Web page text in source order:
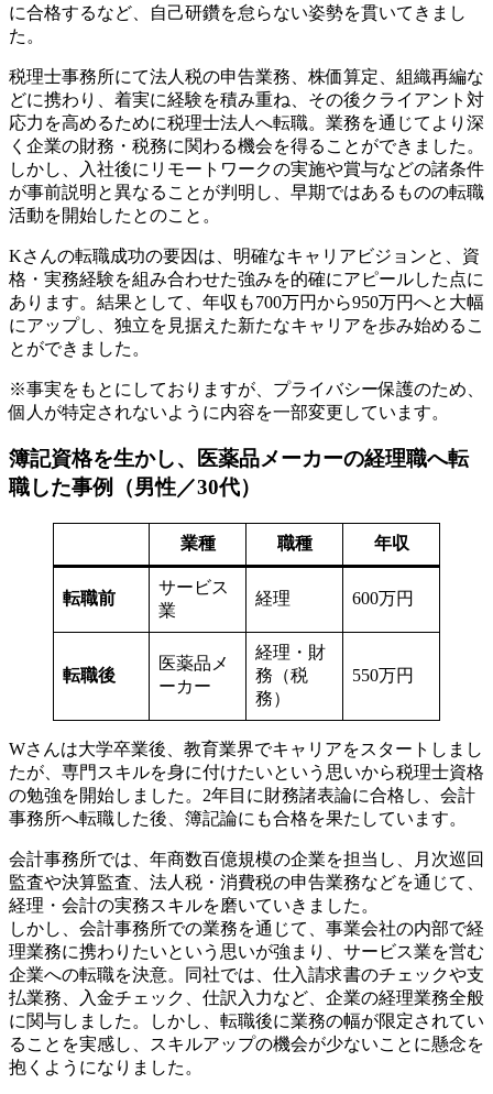
に合格するなど、自己研鑽を怠らない姿勢を貫いてきまし
た。
税理士事務所にて法人税の申告業務、株価算定、組織再編な
どに携わり、着実に経験を積み重ね、その後クライアント対
応力を高めるために税理士法人へ転職。業務を通じてより深
く企業の財務・税務に関わる機会を得ることができました。
しかし、入社後にリモートワークの実施や賞与などの諸条件
が事前説明と異なることが判明し、早期ではあるものの転職
活動を開始したとのこと。
Kさんの転職成功の要因は、明確なキャリアビジョンと、資
格・実務経験を組み合わせた強みを的確にアピールした点に
あります。結果として、年収も700万円から950万円へと大幅
にアップし、独立を見据えた新たなキャリアを歩み始めるこ
とができました。
※事実をもとにしておりますが、プライバシー保護のため、
個人が特定されないように内容を一部変更しています。
簿記資格を生かし、医薬品メーカーの経理職へ転
職した事例（男性／30代）
業種 職種 年収
転職前
サービス
業
経理 600万円
転職後
医薬品メ
ーカー
経理・財
務（税
務）
550万円
Wさんは大学卒業後、教育業界でキャリアをスタートしまし
たが、専門スキルを身に付けたいという思いから税理士資格
の勉強を開始しました。2年目に財務諸表論に合格し、会計
事務所へ転職した後、簿記論にも合格を果たしています。
会計事務所では、年商数百億規模の企業を担当し、月次巡回
監査や決算監査、法人税・消費税の申告業務などを通じて、
経理・会計の実務スキルを磨いていきました。
しかし、会計事務所での業務を通じて、事業会社の内部で経
理業務に携わりたいという思いが強まり、サービス業を営む
企業への転職を決意。同社では、仕入請求書のチェックや支
払業務、入金チェック、仕訳入力など、企業の経理業務全般
に関与しました。しかし、転職後に業務の幅が限定されてい
ることを実感し、スキルアップの機会が少ないことに懸念を
抱くようになりました。